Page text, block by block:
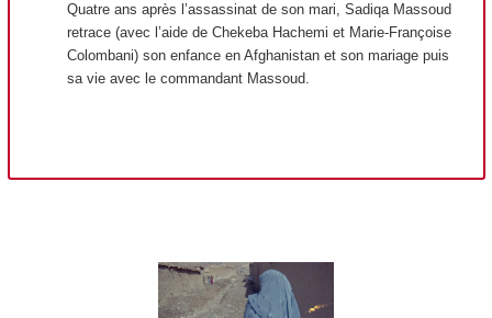
Quatre ans après l’assassinat de son mari, Sadiqa Massoud
retrace (avec l’aide de Chekeba Hachemi et Marie-Françoise
Colombani) son enfance en Afghanistan et son mariage puis
sa vie avec le commandant Massoud.